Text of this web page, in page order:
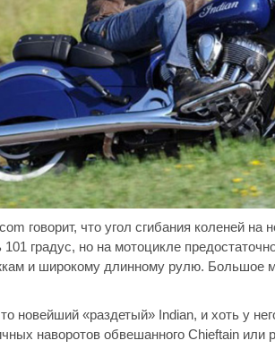
говорит, что угол сгибания коленей на
градус, но на мотоцикле
и широкому длинному рулю. Большое
новейший «раздетый» Indian, и хоть у
наворотов обвешанного Chieftain или